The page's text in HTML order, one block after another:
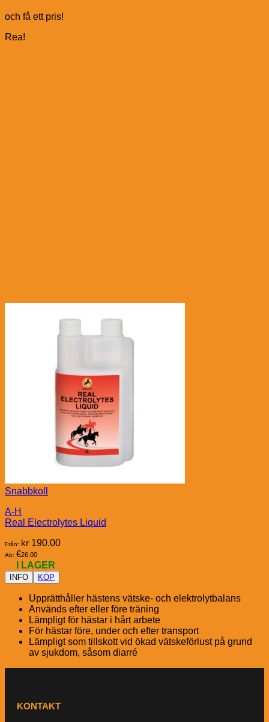
och få ett pris!
Rea!
Snabbkoll
A-H
Real Electrolytes Liquid
Från: kr 190.00
Ab: €26.00
I LAGER
INFO KÖP
Upprätthåller hästens vätske- och elektrolytbalans
Används efter eller före träning
Lämpligt för hästar i hårt arbete
För hästar före, under och efter transport
Lämpligt som tillskott vid ökad vätskeförlust på grund
av sjukdom, såsom diarré
KONTAKT